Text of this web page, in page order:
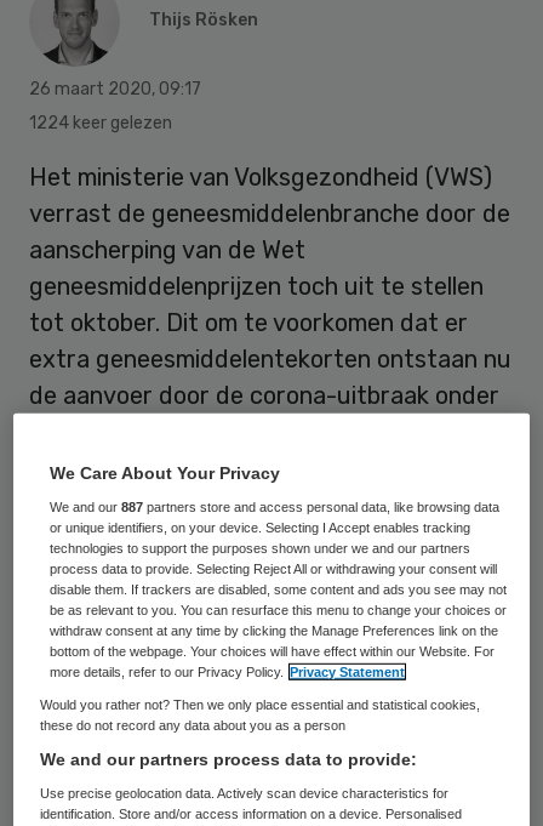
Thijs Rösken
26 maart 2020, 09:17
1224 keer gelezen
Het ministerie van Volksgezondheid (VWS)
verrast de geneesmiddelenbranche door de
aanscherping van de Wet
geneesmiddelenprijzen toch uit te stellen
tot oktober. Dit om te voorkomen dat er
extra geneesmiddelentekorten ontstaan nu
de aanvoer door de corona-uitbraak onder
Dat schrijft minister Martin van Rijn in een
Kamerbrief.
Half jaar uitstel
De aanscherping van de Wgp zou behelzen
dat per 1 april het groepje landen waar
Nederland de maximumprijzen voor
receptgeneesmiddelen op bepaald zou
We Care About Your Privacy
We and our887 partners store and access personal data, like browsing data
or unique identifiers, on your device. Selecting I Accept enables tracking
technologies to support the purposes shown under we and our partners
process data to provide. Selecting Reject All or withdrawing your consent will
disable them. If trackers are disabled, some content and ads you see may not
be as relevant to you. You can resurface this menu to change your choices or
withdraw consent at any time by clicking the Manage Preferences link on the
bottom of the webpage. Your choices will have effect within our Website. For
more details, refer to our Privacy Policy.
Privacy Statement
Would you rather not? Then we only place essential and statistical cookies,
these do not record any data about you as a person
We and our partners process data to provide:
Use precise geolocation data. Actively scan device characteristics for
identification. Store and/or access information on a device. Personalised